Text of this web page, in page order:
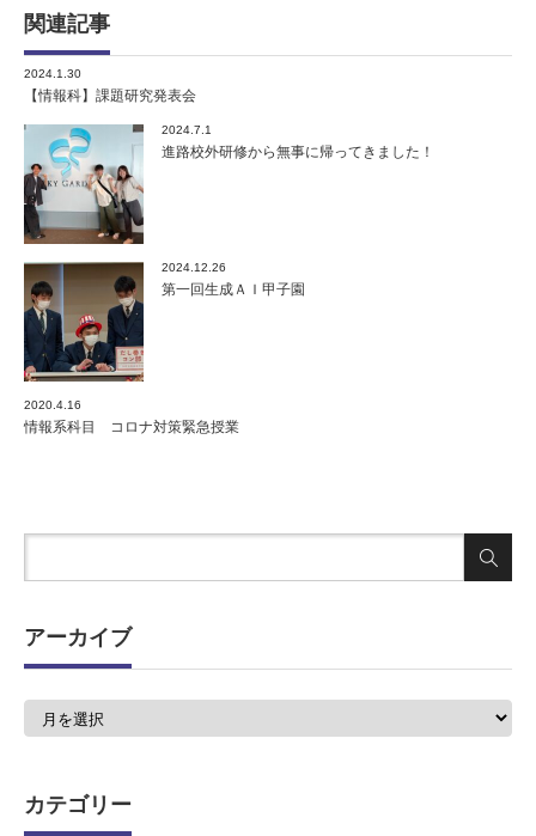
関連記事
2024.1.30
【情報科】課題研究発表会
2024.7.1
進路校外研修から無事に帰ってきました！
2024.12.26
第一回生成ＡＩ甲子園
2020.4.16
情報系科目 コロナ対策緊急授業
アーカイブ
カテゴリー